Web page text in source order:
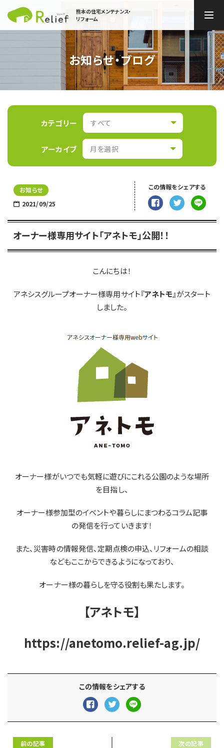
熊本の住宅メンテナンス・
リフォーム
リリーフについて
事業内容
会社案内
アネシスグループの取り組み
災害対策室
お知らせ・ブログ
お知らせ
2021/09/25
この情報をシェアする
オーナー様専用サイト「アネトモ」公開！！
こんにちは！
アネシスグループオーナー様専用サイト『アネトモ』がスタート
しました。
オーナー様がいつでも気軽に遊びにこれる公園のような場所
を目指し、
オーナー様参加型のイベントや暮らしにまつわるコラム記事
の発信を行っていきます！
また、災害時の情報発信、定期点検の申込、リフォームの相談
などもここからできるようになっており、
オーナー様の暮らしを守る役割も果たします。
【アネトモ】
https://anetomo.relief-ag.jp/
この情報をシェアする
前の記事 次の記事
カテゴリー
アーカイブ